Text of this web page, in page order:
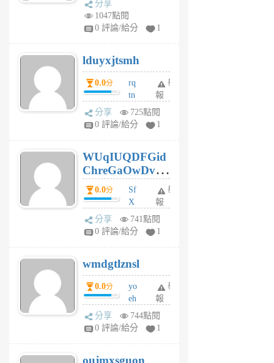
jl
月
前
分享
1047點閱
0 評論/給分
1
lduyxjtsmh
0.0分
rq
tn
jt
gl
個
月
前
舉
報
分享
725點閱
0 評論/給分
1
WUqIUQDFGid
ChreGaOwDv
dY0.0分
Sf
X
Pe
Jc
R
P
m
v
A
V
個
舉
報
分享
741點閱
0 評論/給分
1
wmdgtlznsl
0.0分
yo
eh
ld
gy
個
舉
報
分享
744點閱
0 評論/給分
1